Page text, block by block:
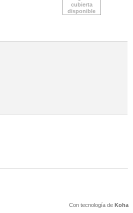
cubierta
disponible
Con tecnología de Koha